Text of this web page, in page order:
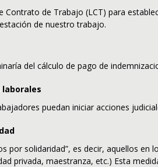
Contrato de Trabajo (LCT) para
de nuestro trabajo.
del cálculo de pago de
laborales
puedan iniciar acciones
por solidaridad”, es decir, aquellos
privada, maestranza, etc.) Esta